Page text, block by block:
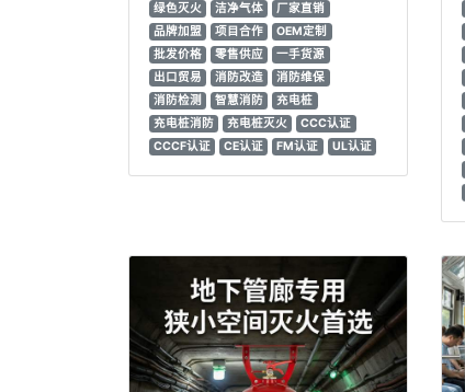
绿色灭火
洁净气体
厂家直销
品牌加盟
项目合作
OEM定制
批发价格
零售供应
一手货源
出口贸易
消防改造
消防维保
消防检测
智慧消防
充电桩
充电桩消防
充电桩灭火
CCC认证
CCCF认证
CE认证 FM认证 UL认证